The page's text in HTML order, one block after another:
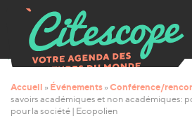
Accueil » Événements » Conférence/
savoirs académiques et non académiques:
pour la société | Ecopolien